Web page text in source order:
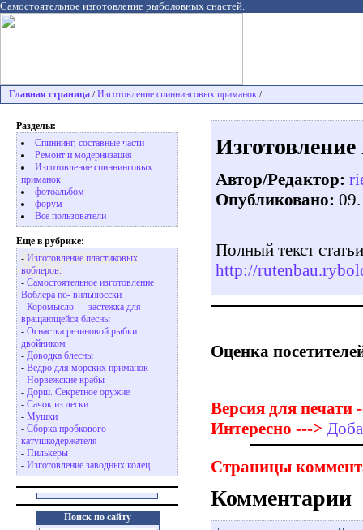
Самостоятельное изготовление рыболовных снастей.
Главная страница / Изготовление спиннинговых приманок /
Разделы:
Спиннинг, составные части
Ремонт и модернизация
Изготовление спиннинговых
приманок
фотоальбом
форум
Все пользователи
Еще в рубрике:
- Изготовление пластиковых
воблеров.
- Самостоятельное изготовление
Воблера по- вильнюсски
- Коромысло — застёжка для
вращающейся блесны
- Оснастка резиновой рыбки
двойником
- Доводка блесны
- Ведро для морских приманок
- Норвежские крабы
- Дорш. Секретное оружие
- Сачок из лески
- Мушки
- Сборка пробкового
катушкодержателя
- Пилькеры
- Изготовление заводных колец
Поиск по сайту
Автор/Редактор:
Опубликовано:
Полный текст
http://
Оценка
Версия для печати
Интересно --->
Страницы
Комментарии